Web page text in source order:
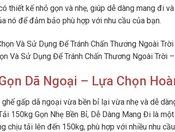
thiết kế nhỏ gọn và nhẹ, giúp dễ dàng mang đi
nó để đảm bảo phù hợp với nhu cầu của bạn.
Và Sử Dụng Để Tránh Chấn Thương Ngoài Trời
Dã Ngoại – Lựa Chọn
gấp dã ngoại vừa bền bỉ lại vừa nhẹ và dễ
150kg Gọn Nhẹ Bền Bỉ, Dễ Dàng Mang Đi là
chịu tải lên đến 150kg, phù hợp với nhiều nhu